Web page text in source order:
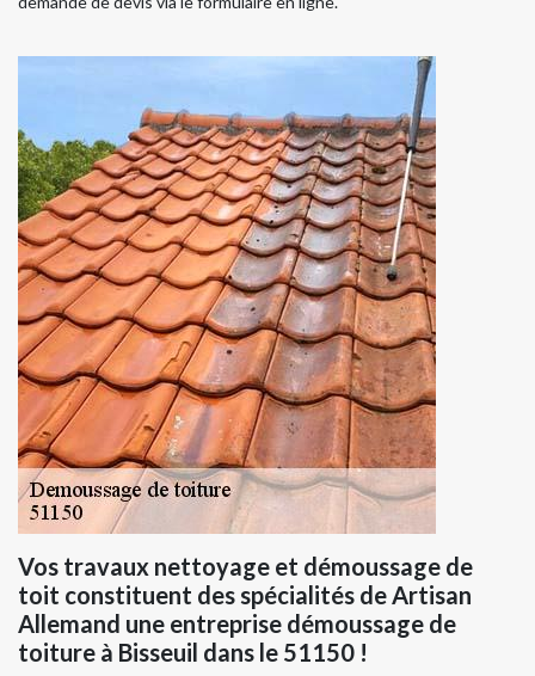
Vos travaux nettoyage et démoussage de
toit constituent des spécialités de Artisan
Allemand une entreprise démoussage de
toiture à Bisseuil dans le 51150 !